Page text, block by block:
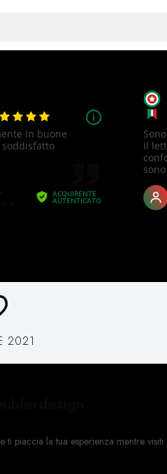
2021
piaccia la tua esperienza mentre